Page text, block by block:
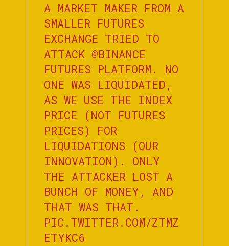
A MARKET MAKER FROM A
SMALLER FUTURES
EXCHANGE TRIED TO
ATTACK @BINANCE
FUTURES PLATFORM. NO
ONE WAS LIQUIDATED,
AS WE USE THE INDEX
PRICE (NOT FUTURES
PRICES) FOR
LIQUIDATIONS (OUR
INNOVATION). ONLY
THE ATTACKER LOST A
BUNCH OF MONEY, AND
THAT WAS THAT.
PIC.TWITTER.COM/ZTMZ
ETYKC6